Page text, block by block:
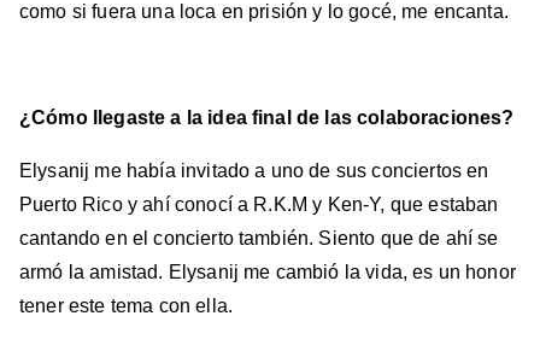
como si fuera una loca en prisión y lo gocé, me encanta.
¿Cómo llegaste a la idea final de las colaboraciones?
Elysanij me había invitado a uno de sus conciertos en
Puerto Rico y ahí conocí a R.K.M y Ken-Y, que estaban
cantando en el concierto también. Siento que de ahí se
armó la amistad. Elysanij me cambió la vida, es un honor
tener este tema con ella.